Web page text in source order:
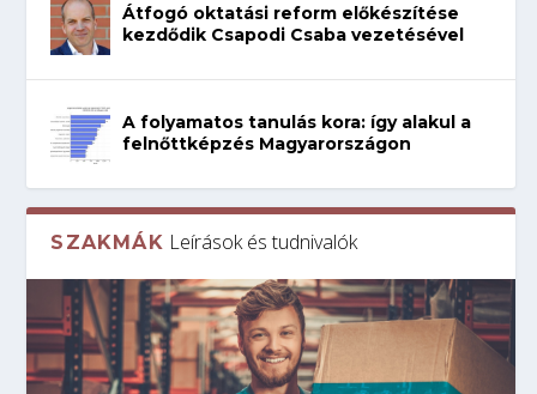
Átfogó oktatási reform előkészítése
kezdődik Csapodi Csaba vezetésével
A folyamatos tanulás kora: így alakul a
felnőttképzés Magyarországon
SZAKMÁK Leírások és tudnivalók